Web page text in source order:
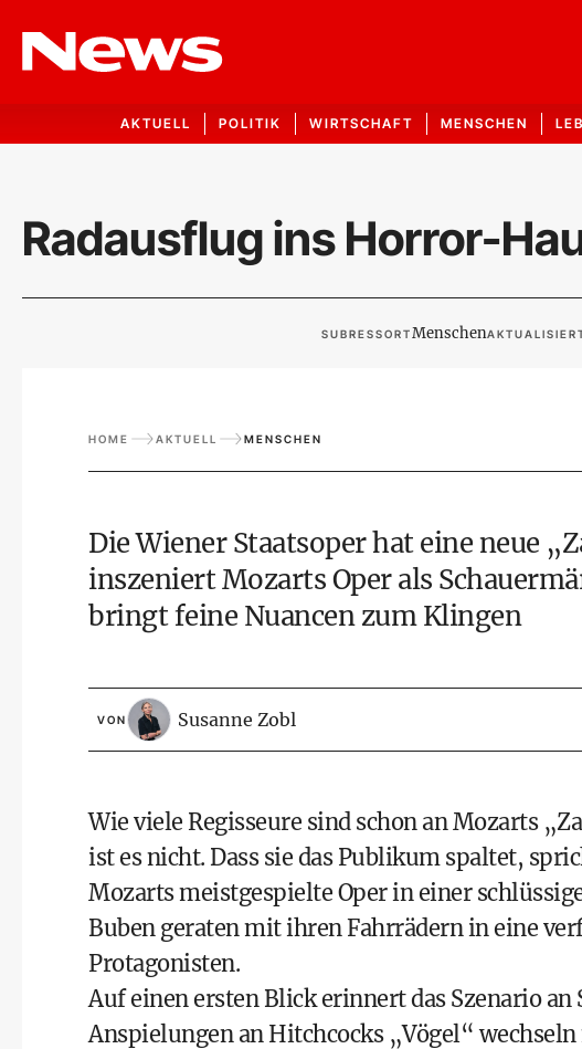
AKTUELL POLITIK WIRTSCHAFT MENSCHEN
Radausflug ins Horror-
SUBRESSORTMenschen
HOME AKTUELL MENSCHEN
Die Wiener Staatsoper hat eine neue
inszeniert Mozarts Oper als
bringt feine Nuancen zum Klingen
VON Susanne Zobl
Wie viele Regisseure sind schon an Mozarts
ist es nicht. Dass sie das Publikum spaltet,
Mozarts meistgespielte Oper in einer
Buben geraten mit ihren Fahrrädern in eine
Protagonisten.
Auf einen ersten Blick erinnert das Szenario
Anspielungen an Hitchcocks „Vögel“